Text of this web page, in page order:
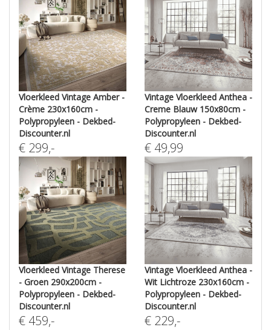
Vloerkleed Vintage Amber -
Crème 230x160cm -
Polypropyleen - Dekbed-
Discounter.nl
€ 299,-
Vintage Vloerkleed Anthea -
Creme Blauw 150x80cm -
Polypropyleen - Dekbed-
Discounter.nl
€ 49,99
Vloerkleed Vintage Therese
- Groen 290x200cm -
Polypropyleen - Dekbed-
Discounter.nl
€ 459,-
Vintage Vloerkleed Anthea -
Wit Lichtroze 230x160cm -
Polypropyleen - Dekbed-
Discounter.nl
€ 229,-